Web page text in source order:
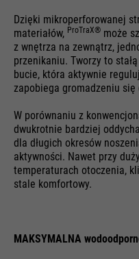
Cel
Nazwa
__utmt
Dostawca
Żywotność
10
pliki
plików
Dzięki mikroperforowanej
materiałów, ProTraX® może
z wnętrza na zewnątrz,
przenikaniu. Tworzy to
bucie, która aktywnie
zapobiega gromadzeniu się
W porównaniu z
dwukrotnie bardziej
dla długich okresów
aktywności. Nawet przy
temperaturach otoczenia,
stale komfortowy.
MAKSYMALNA